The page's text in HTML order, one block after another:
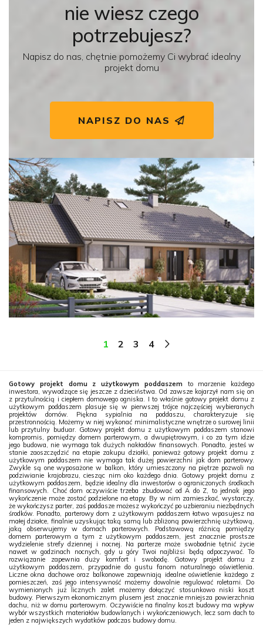
nie wiesz czego
potrzebujesz?
Napisz do nas, chętnie pomożemy Ci wybrać idealny
projekt domu
NAPISZ DO NAS
1 2 3 4
Gotowy projekt domu z użytkowym poddaszem to marzenie każdego
inwestora, wywodzące się jeszcze z dzieciństwa. Od zawsze kojarzył nam się on
z przytulnością i ciepłem domowego ogniska. I to właśnie gotowy projekt domu z
użytkowym poddaszem plasuje się w pierwszej trójce najczęściej wybieranych
projektów domów. Piękna sypialnia na poddaszu, charakteryzuje się
przestronnością. Możemy w niej wykonać minimalistyczne wnętrze o surowej linii
lub przytulny buduar. Gotowy projekt domu z użytkowym poddaszem stanowi
kompromis, pomiędzy domem parterowym, a dwupiętrowym, i co za tym idzie
jego budowa, nie wymaga tak dużych nakładów finansowych. Ponadto, jesteś w
stanie zaoszczędzić na etapie zakupu działki, ponieważ gotowy projekt domu z
użytkowym poddaszem nie wymaga tak dużej powierzchni jak dom parterowy.
Zwykle są one wyposażone w balkon, który umieszczony na piętrze pozwoli na
podziwianie krajobrazu, ciesząc nim oko każdego dnia. Gotowy projekt domu z
użytkowym poddaszem, będzie idealny dla inwestorów o ograniczonych środkach
finansowych. Choć dom oczywiście trzeba zbudować od A do Z, to jednak jego
wykończenie może zostać podzielone na etapy. By w nim zamieszkać, wystarczy,
że wykończysz parter, zaś poddasze możesz wykończyć po uzbieraniu niezbędnych
środków. Ponadto, parterowy dom z użytkowym poddaszem łatwo wpasujesz na
małej działce, finalnie uzyskując taką samą lub zbliżoną powierzchnię użytkową,
jaką obserwujemy w domach parterowych. Podstawową różnicą pomiędzy
domem parterowym a tym z użytkowym poddaszem, jest znacznie prostsze
wydzielenie strefy dziennej i nocnej. Na parterze może swobodnie tętnić życie
nawet w godzinach nocnych, gdy u góry Twoi najbliżsi będą odpoczywać. To
rozwiązanie zapewnia duży komfort i swobodę. Gotowy projekt domu z
użytkowym poddaszem, przypadnie do gustu fanom naturalnego oświetlenia.
Liczne okna dachowe oraz balkonowe zapewniają idealne oświetlenie każdego z
pomieszczeń, zaś jego intensywność możemy dowolnie regulować roletami. Do
wymienionych już licznych zalet możemy dołączyć stosunkowo niski koszt
budowy. Pierwszym ekonomicznym plusem jest znacznie mniejsza powierzchnia
dachu, niż w domu parterowym. Oczywiście na finalny koszt budowy ma wpływ
wybór wszystkich materiałów budowlanych i wykończeniowych, lecz sam dach to
jeden z największych wydatków podczas budowy domu.